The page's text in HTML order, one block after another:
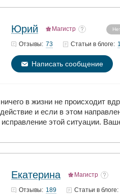
Юрий Магистр
Отзывы: 73 Статьи в блоге:
Написать сообщение
в жизни не происходит
и если в этом
этой ситуации.
Екатерина Магистр
Отзывы: 189 Статьи в блоге: